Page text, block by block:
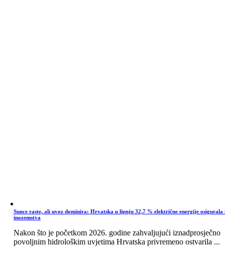
Sunce raste, ali uvoz dominira: Hrvatska u lipnju 32,7 % električne energije osigurala
inozemstva
Nakon što je početkom 2026. godine zahvaljujući iznadprosječno
povoljnim hidrološkim uvjetima Hrvatska privremeno ostvarila ...